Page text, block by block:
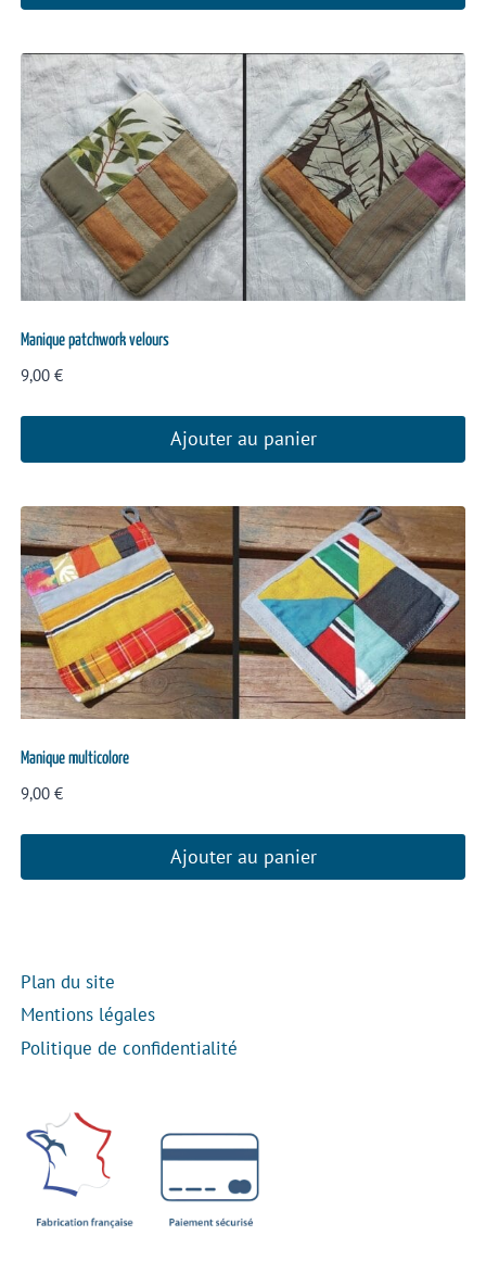
Manique patchwork velours
9,00€
Ajouter au panier
Manique multicolore
9,00€
Ajouter au panier
Plan du site
Mentions légales
Politique de confidentialité